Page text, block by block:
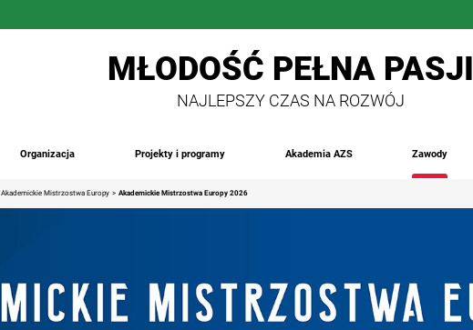
MŁODOŚĆ PEŁNA PASJI
NAJLEPSZY CZAS NA ROZWÓJ
Organizacja Projekty i programy Akademia AZS Zawody
Akademickie Mistrzostwa Europy Akademickie Mistrzostwa Europy 2026